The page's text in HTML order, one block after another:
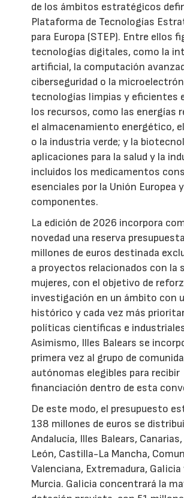
de los ámbitos estratégicos
Plataforma de Tecnologías
para Europa (STEP). Entre ellos
tecnologías digitales, como la
artificial, la computación
ciberseguridad o la
tecnologías limpias y eficientes
los recursos, como las energías
el almacenamiento energético,
o la industria verde; y la
aplicaciones para la salud y la
incluidos los medicamentos
esenciales por la Unión Europea
componentes.
La edición de 2026 incorpora
novedad una reserva
millones de euros destinada
a proyectos relacionados con la
mujeres, con el objetivo de
investigación en un ámbito con
histórico y cada vez más
políticas científicas e
Asimismo, Illes Balears se
primera vez al grupo de
autónomas elegibles para recibir
financiación dentro de esta
De este modo, el presupuesto
138 millones de euros se
Andalucía, Illes Balears,
León, Castilla-La Mancha,
Valenciana, Extremadura, Galicia
Murcia. Galicia concentrará la